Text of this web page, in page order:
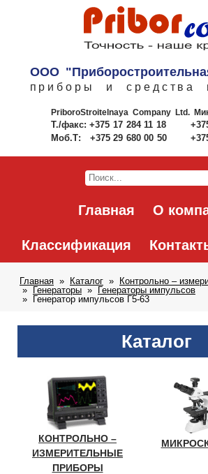
ООО
приборы и средства
PriboroStroitelnaya Company Ltd.
Т./факс: +375 17 284 11 18
Моб.Т:
+375 29 680 00 50
Главная О
Классификация
Главная Каталог
Контрольно –
Генераторы
Генераторы импульсов
Генератор импульсов Г5-63
Каталог
КОНТРОЛЬНО –
ИЗМЕРИТЕЛЬНЫЕ
ПРИБОРЫ